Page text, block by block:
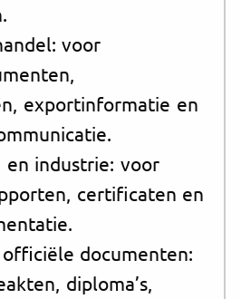
voor
exportinformatie en
en industrie: voor
certificaten en
documenten:
diploma’s,